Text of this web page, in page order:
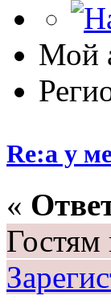
Мой
Re:а у
«
Гостям